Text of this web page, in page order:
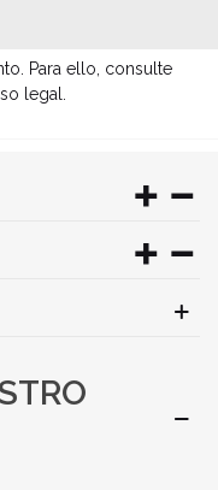
Para ello, consulte
legal.